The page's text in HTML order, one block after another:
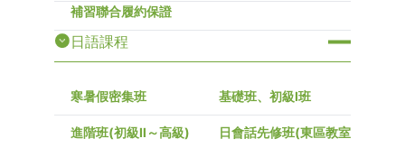
補習聯合履約保證
日語課程
寒暑假密集班 基礎班、初級I班
進階班(初級Ⅱ～高級) 日會話先修班(東區教室)